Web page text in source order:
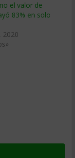
el valor de
83% en solo
2020